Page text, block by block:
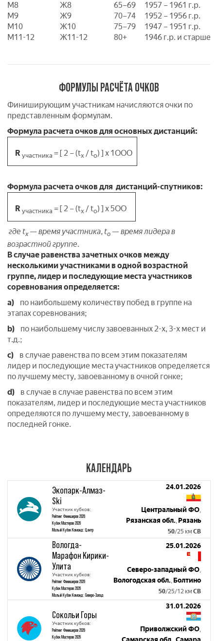
M8
Ж8 65–69
1957 – 1961 г.р.
M9
Ж9 70–74
1952 – 1956 г.р.
M10
Ж10 75–79
1947 – 1951 г.р.
М11-12
Ж11-12 80+ 1946 г.р. и старше
ФОРМУЛЫ РАСЧЁТА ОЧКОВ
Финиширующим участникам начисляются очки по
представленным формулам.
Формула расчета очков для основных дистанций:
R участника = [ 2 – (tх / tо) ] x 1ООО
Формула расчета очков для дистанций-спутников:
R участника = [ 2 – (tх / tо) ] x 5ОО
где tх—время участника, tо — время лидера в
возрастной группе.
В случае равенства зачетных очков между
несколькими участниками в одной возрастной
группе, лидер и последующие места участников
соревнования определяется:
a) по наибольшему количеству побед в группе на
этапах соревнования;
b) по наибольшему числу завоеванных 2-х, 3-х мест и
т.д.;
с) в случае равенства по всем этим показателям
лидер и последующие места участников определяется
по лучшему месту, завоеванному в очной гонке;
d) в случае в случае равенства по всем этим
показателям, лидер и последующие места участников
определяются по лучшему месту, завоеванному в
последней гонке.
КАЛЕНДАРЬ
Экопарк-Алмаз-
Ski
Участник кубков:
Рейтинг Финишеров 2026
Кубок Мастеров 2026
Малый Кубок Команд: Центр
24.01.2026
Центральный ФО,
Рязанская обл., Рязань
50/25 км СВ
Вологда-
Марафон Кирики-
Улита
Участник кубков:
Рейтинг Финишеров 2026
Кубок Мастеров 2026
Малый Кубок Команд: Северо-Запад
25.01.2026
Северо-западный ФО,
Вологодская обл., Болтино
50/25/12 км СВ
Сокольи Горы
Участник кубков:
Рейтинг Финишеров 2026
Кубок Мастеров 2026
31.01.2026
Приволжский ФО,